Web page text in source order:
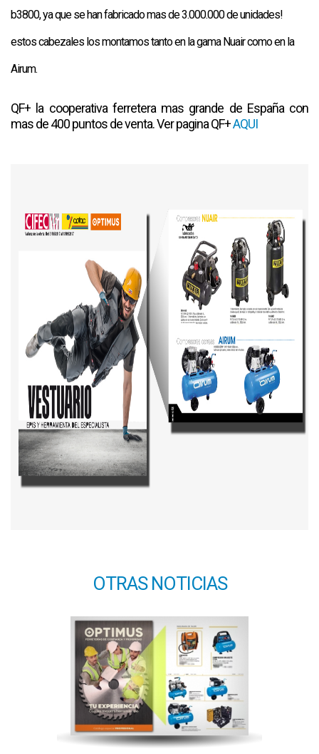
b3800, ya que se han fabricado mas de 3.000.000 de unidades!
estos cabezales los montamos tanto en la gama Nuair como en la
Airum.
QF+ la cooperativa ferretera mas grande de España con
mas de 400 puntos de venta. Ver pagina QF+AQUI
OTRAS NOTICIAS